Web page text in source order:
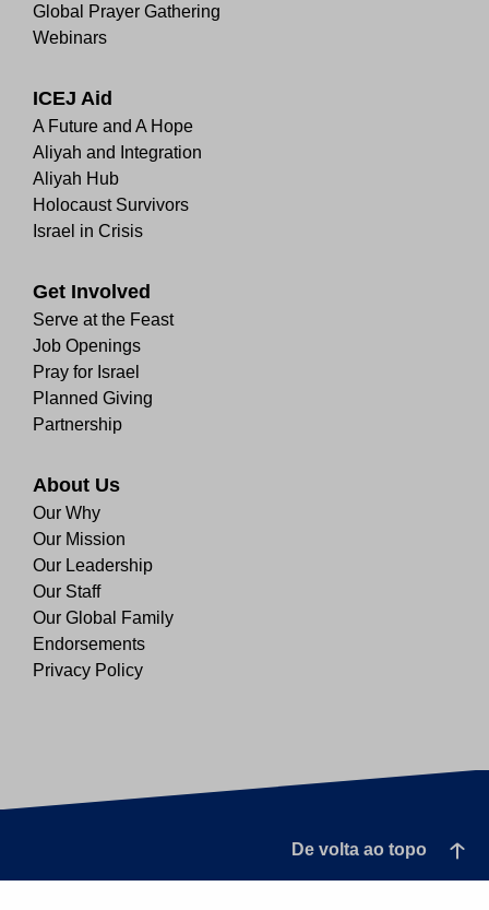
Global Prayer Gathering
Webinars
ICEJ Aid
A Future and A Hope
Aliyah and Integration
Aliyah Hub
Holocaust Survivors
Israel in Crisis
Get Involved
Serve at the Feast
Job Openings
Pray for Israel
Planned Giving
Partnership
About Us
Our Why
Our Mission
Our Leadership
Our Staff
Our Global Family
Endorsements
Privacy Policy
De volta ao topo